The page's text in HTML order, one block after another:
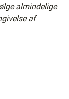
almindelige
af